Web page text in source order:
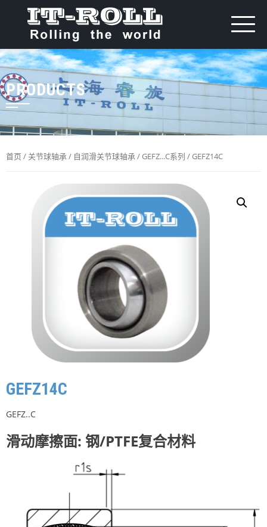
PRODUCTS
首页 / 关节球轴承/ 自润滑关节球轴承/GEFZ...C系列 / GEFZ14C
GEFZ14C
GEFZ..C
滑动摩擦面: 钢/PTFE复合材料